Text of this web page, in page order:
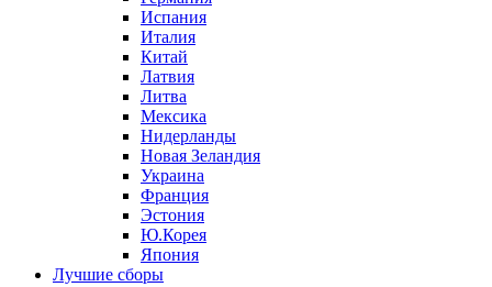
Испания
Италия
Китай
Латвия
Литва
Мексика
Нидерланды
Новая Зеландия
Украина
Франция
Эстония
Ю.Корея
Япония
Лучшие сборы